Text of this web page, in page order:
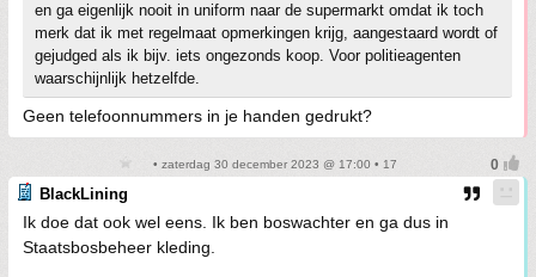
en ga eigenlijk nooit in uniform naar de supermarkt omdat ik toch
merk dat ik met regelmaat opmerkingen krijg, aangestaard wordt of
gejudged als ik bijv. iets ongezonds koop. Voor politieagenten
waarschijnlijk hetzelfde.
Geen telefoonnummers in je handen gedrukt?
• zaterdag 30 december 2023 @ 17:00 • 17
BlackLining
Ik doe dat ook wel eens. Ik ben boswachter en ga dus in
Staatsbosbeheer kleding.